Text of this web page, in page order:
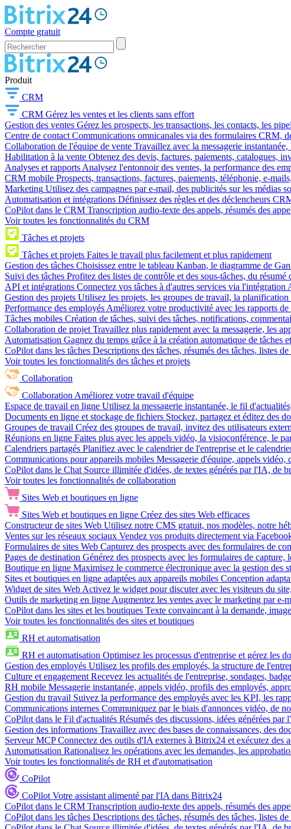
Compte gratuit
Produit
CRM
CRM Gérez les ventes et les clients sans effort
Gestion des ventes Gérez les prospects, les transactions, les contacts, les
Centre de contact Communications omnicanales via des formulaires CRM,
Collaboration de l'équipe de vente Travaillez avec la messagerie
Habilitation à la vente Obtenez des devis, factures, paiements, catalogues,
Analyses et rapports Analysez l'entonnoir des ventes, la performance des
CRM mobile Prospects, transactions, factures, paiements, téléphonie, e-
Marketing Utilisez des campagnes par e-mail, des publicités sur les médias
Automatisation et intégrations Définissez des règles et des déclencheurs
CoPilot dans le CRM Transcription audio-texte des appels, résumés des
Voir toutes les fonctionnalités du CRM
Tâches et projets
Tâches et projets Faites le travail plus facilement et plus rapidement
Gestion des tâches Choisissez entre le tableau Kanban, le diagramme de
Suivi des tâches Profitez des listes de contrôle et des sous-tâches, du
API et intégrations Connectez vos tâches à d'autres services via
Gestion des projets Utilisez les projets, les groupes de travail, la planification
Performance des employés Améliorez votre productivité avec les rapports
Tâches mobiles Création de tâches, suivi des tâches, notifications,
Collaboration de projet Travaillez plus rapidement avec la messagerie, les
Automatisation Gagnez du temps grâce à la création automatique de tâches
CoPilot dans les tâches Descriptions des tâches, résumés des tâches, listes
Voir toutes les fonctionnalités des tâches et projets
Collaboration
Collaboration Améliorez votre travail d'équipe
Espace de travail en ligne Utilisez la messagerie instantanée, le fil
Documents en ligne et stockage de fichiers Stockez, partagez et éditez des
Groupes de travail Créez des groupes de travail, invitez des utilisateurs
Réunions en ligne Faites plus avec les appels vidéo, la visioconférence, le
Calendriers partagés Planifiez avec le calendrier de l'entreprise et le
Communications pour appareils mobiles Messagerie d'équipe, appels vidéo,
CoPilot dans le Chat Source illimitée d'idées, de textes générés par l'IA, de
Voir toutes les fonctionnalités de collaboration
Sites Web et boutiques en ligne
Sites Web et boutiques en ligne Créez des sites Web efficaces
Constructeur de sites Web Utilisez notre CMS gratuit, nos modèles, notre
Ventes sur les réseaux sociaux Vendez vos produits directement via
Formulaires de sites Web Capturez des prospects avec des formulaires de
Pages de destination Générez des prospects avec les formulaires de
Boutique en ligne Maximisez le commerce électronique avec la gestion des
Sites et boutiques en ligne adaptées aux appareils mobiles Conception
Widget de sites Web Activez le widget pour discuter avec les visiteurs du
Outils de marketing en ligne Augmentez les ventes avec le marketing par
CoPilot dans les sites et les boutiques Texte convaincant à la demande,
Voir toutes les fonctionnalités des sites et boutiques
RH et automatisation
RH et automatisation Optimisez les processus d'entreprise et gérez les
Gestion des employés Utilisez les profils des employés, la structure de
Culture et engagement Recevez les actualités de l'entreprise, sondages,
RH mobile Messagerie instantanée, appels vidéo, profils des employés,
Gestion du travail Suivez la performance des employés avec les KPI, les
Communications internes Communiquez par le biais d'annonces vidéo, de
CoPilot dans le Fil d'actualités Résumés des discussions, idées générées
Gestion des informations Travaillez avec des bases de connaissances, des
Serveur MCP Connectez des outils d'IA externes à Bitrix24 et exécutez des
Automatisation Rationalisez les opérations avec les demandes, les
Voir toutes les fonctionnalités de RH et d'automatisation
CoPilot
CoPilot Votre assistant alimenté par l'IA dans Bitrix24
CoPilot dans le CRM Transcription audio-texte des appels, résumés des
CoPilot dans les tâches Descriptions des tâches, résumés des tâches, listes